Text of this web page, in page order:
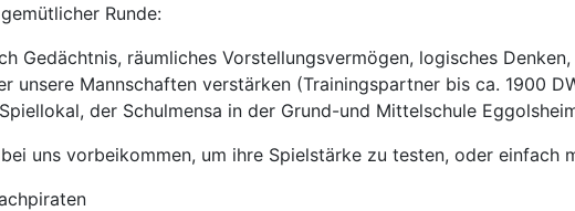
Runde:
Gedächtnis, räumliches Vorstellungsvermögen, logisches
unsere Mannschaften verstärken (Trainingspartner bis ca. 1900
der Schulmensa in der Grund-und Mittelschule
uns vorbeikommen, um ihre Spielstärke zu testen, oder einfach